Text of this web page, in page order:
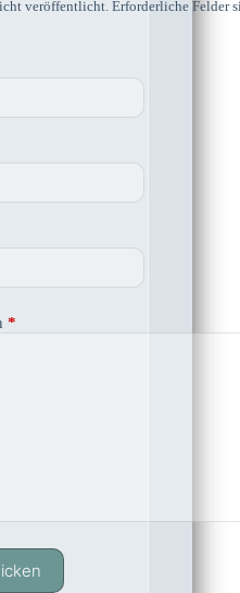
veröffentlicht. Erforderliche Felder
*